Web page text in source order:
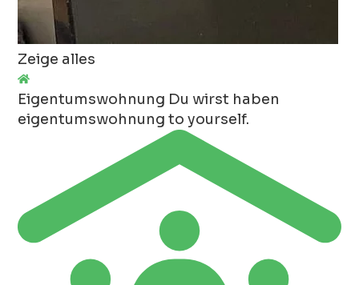
Zeige alles
Eigentumswohnung Du wirst haben
eigentumswohnung to yourself.